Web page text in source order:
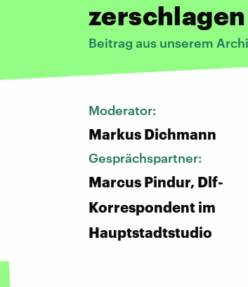
zerschlagen
Beitrag aus unserem
Moderator:
Markus Dichmann
Gesprächspartner:
Marcus Pindur, Dlf-
Korrespondent im
Hauptstadtstudio